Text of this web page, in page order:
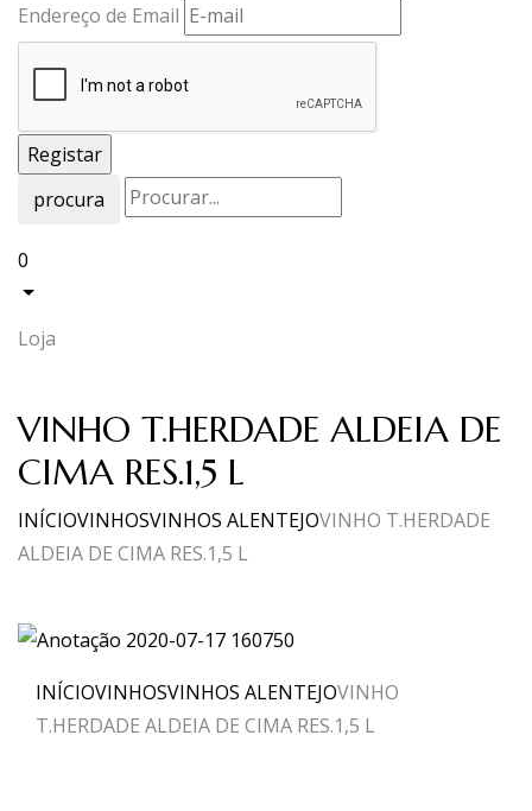
Endereço de Email
procura
0
Loja
VINHO T.HERDADE ALDEIA DE
CIMA RES.1,5 L
INÍCIOVINHOSVINHOS ALENTEJOVINHO T.HERDADE
ALDEIA DE CIMA RES.1,5 L
INÍCIOVINHOSVINHOS ALENTEJOVINHO
T.HERDADE ALDEIA DE CIMA RES.1,5 L